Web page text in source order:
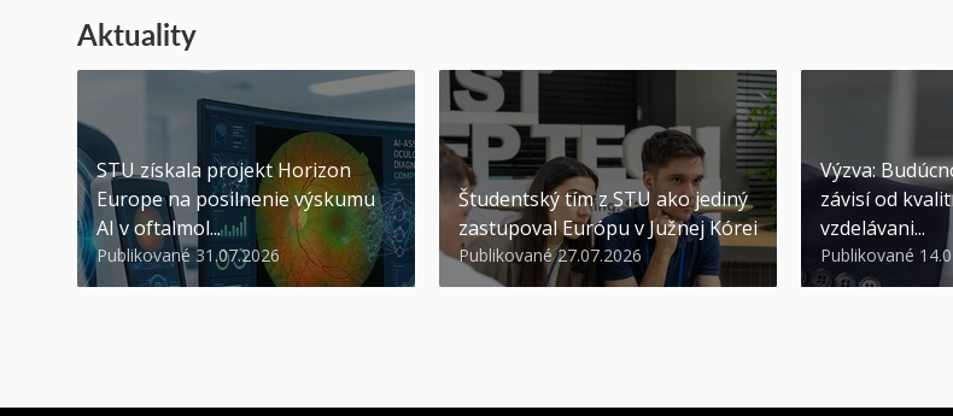
Aktuality
STU získala projekt Horizon
Europe na posilnenie výskumu
AI v oftalmol...
Publikované 31.07.2026
Študentský tím z STU ako jediný
zastupoval Európu v Južnej Kórei
Publikované 27.07.2026
Výzva:
závisí od
vzdelávani...
Publikované